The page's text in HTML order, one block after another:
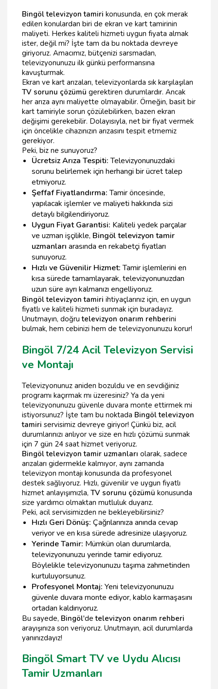
Bingöl televizyon tamiri konusunda, en çok merak
edilen konulardan biri de ekran ve kart tamirinin
maliyeti. Herkes kaliteli hizmeti uygun fiyata almak
ister, değil mi? İşte tam da bu noktada devreye
giriyoruz. Amacımız, bütçenizi sarsmadan,
televizyonunuzu ilk günkü performansına
kavuşturmak.
Ekran ve kart arızaları, televizyonlarda sık karşılaşılan
TV sorunu çözümü gerektiren durumlardır. Ancak
her arıza aynı maliyette olmayabilir. Örneğin, basit bir
kart tamiriyle sorun çözülebilirken, bazen ekran
değişimi gerekebilir. Dolayısıyla, net bir fiyat vermek
için öncelikle cihazınızın arızasını tespit etmemiz
gerekiyor.
Peki, biz ne sunuyoruz?
Ücretsiz Arıza Tespiti:Televizyonunuzdaki
sorunu belirlemek için herhangi bir ücret talep
etmiyoruz.
Şeffaf Fiyatlandırma:Tamir öncesinde,
yapılacak işlemler ve maliyeti hakkında sizi
detaylı bilgilendiriyoruz.
Uygun Fiyat Garantisi: Kaliteli yedek parçalar
ve uzman işçilikle, Bingöl televizyon tamir
uzmanları arasında en rekabetçi fiyatları
sunuyoruz.
Hızlı ve Güvenilir Hizmet:Tamir işlemlerini en
kısa sürede tamamlayarak, televizyonunuzdan
uzun süre ayrı kalmanızı engelliyoruz.
Bingöl televizyon tamiri ihtiyaçlarınız için, en uygun
fiyatlı ve kaliteli hizmeti sunmak için buradayız.
Unutmayın, doğrutelevizyon onarım rehberini
bulmak, hem cebinizi hem de televizyonunuzu korur!
Bingöl 7/24 Acil Televizyon Servisi
ve Montajı
Televizyonunuz aniden bozuldu ve en sevdiğiniz
programı kaçırmak mı üzeresiniz? Ya da yeni
televizyonunuzu güvenle duvara monte ettirmek mi
istiyorsunuz? İşte tam bu noktada Bingöl televizyon
tamiri servisimiz devreye giriyor! Çünkü biz, acil
durumlarınızı anlıyor ve size en hızlı çözümü sunmak
için 7 gün 24 saat hizmet veriyoruz.
Bingöl televizyon tamir uzmanları olarak, sadece
arızaları gidermekle kalmıyor, aynı zamanda
televizyon montajı konusunda da profesyonel
destek sağlıyoruz. Hızlı, güvenilir ve uygun fiyatlı
hizmet anlayışımızla, TV sorunu çözümü konusunda
size yardımcı olmaktan mutluluk duyarız.
Peki, acil servisimizden ne bekleyebilirsiniz?
Hızlı Geri Dönüş: Çağrılarınıza anında cevap
veriyor ve en kısa sürede adresinize ulaşıyoruz.
Yerinde Tamir: Mümkün olan durumlarda,
televizyonunuzu yerinde tamir ediyoruz.
Böylelikle televizyonunuzu taşıma zahmetinden
kurtuluyorsunuz.
Profesyonel Montaj: Yeni televizyonunuzu
güvenle duvara monte ediyor, kablo karmaşasını
ortadan kaldırıyoruz.
Bu sayede, Bingöl'detelevizyon onarım rehberi
arayışınıza son veriyoruz. Unutmayın, acil durumlarda
yanınızdayız!
Bingöl Smart TV ve Uydu Alıcısı
Tamir Uzmanları